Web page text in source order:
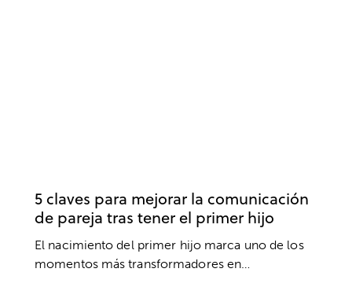
5 claves para mejorar la comunicación
de pareja tras tener el primer hijo
El nacimiento del primer hijo marca uno de los
momentos más transformadores en…